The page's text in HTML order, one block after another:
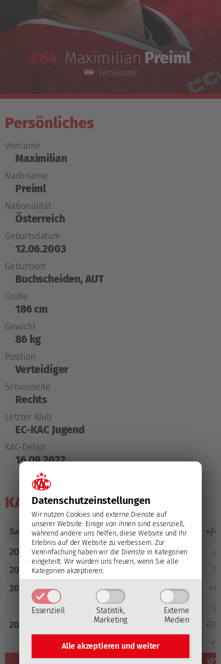
Datenschutz­einstellungen
Wir nutzen Cookies und externe Dienste auf
unserer Website. Einige von ihnen sind essenziell,
während andere uns helfen, diese Website und Ihr
Erlebnis auf der Website zu verbessern. Zur
Vereinfachung haben wir die Dienste in Kategorien
eingeteilt. Wir würden uns freuen, wenn Sie alle
Kategorien akzeptieren.
Essenziell
Statistik,
Marketing
Externe
Medien
Alle akzeptieren undweiter
#64 Maximilian Preiml
Verteidiger
Persönliches
Vorname
Maximilian
Nachname
Preiml
Nationalität
Österreich
Geburtsdatum
12.06.2003
Geburtsort
Buchscheiden, AUT
Größe
186 cm
Gewicht
86 kg
Position
Verteidiger
Schussseite
Rechts
Letzter Klub
EC-KAC Jugend
KAC-Debüt
16.09.2022
KAC Statistik
Saison Bewerb GP G A PTS PIM
+/-
2022/23
ICE 10 0 0 0
-2
2023/24
ICE
0
2024/25
ICE 59 8 50
+4
CHL
6 0
-2
2025/26
47 3 10 20
+20
CHL
6 1 1
+1
Total
145 5 15 20 74
+21